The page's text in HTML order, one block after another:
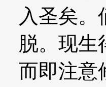
入圣矣
脱。现生
而即注意